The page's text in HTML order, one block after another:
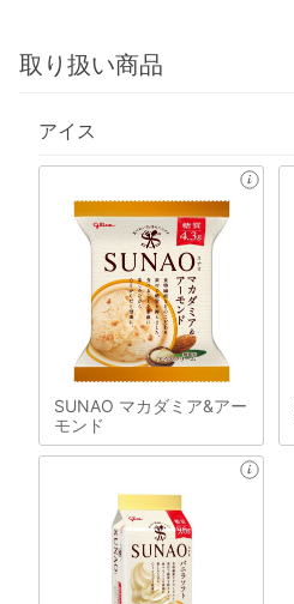
取り扱い商品
アイス
SUNAO マカダミア&アー
モンド